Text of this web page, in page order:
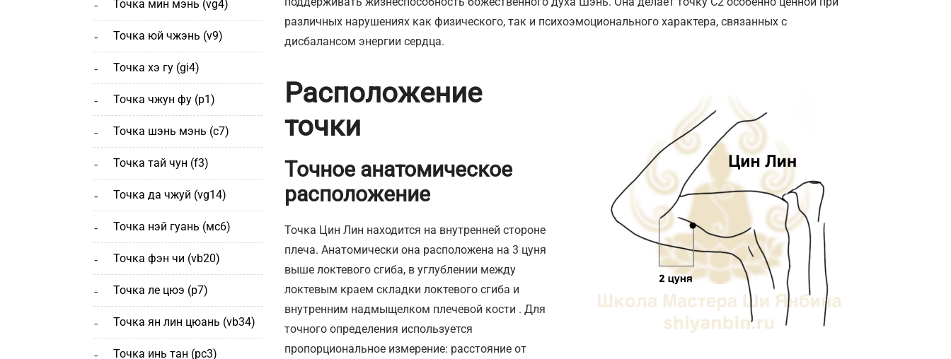
точка мин мэнь (vg4)
точка юй чжэнь (v9)
точка хэ гу (gi4)
точка чжун фу (p1)
точка шэнь мэнь (с7)
точка тай чун (f3)
точка да чжуй (vg14)
точка нэй гуань (мс6)
точка фэн чи (vb20)
точка ле цюэ (р7)
точка ян лин цюань (vb34)
точка инь тан (рс3)
различных нарушениях как физического, так и психоэмоционального характера, связанных с
дисбалансом энергии сердца.
Расположение
точки
Точное анатомическое
расположение
Точка Цин Лин находится на внутренней стороне
плеча. Анатомически она расположена на 3 цуня
выше локтевого сгиба, в углублении между
локтевым краем складки локтевого сгиба и
внутренним надмыщелком плечевой кости . Для
точного определения используется
пропорциональное измерение: расстояние от